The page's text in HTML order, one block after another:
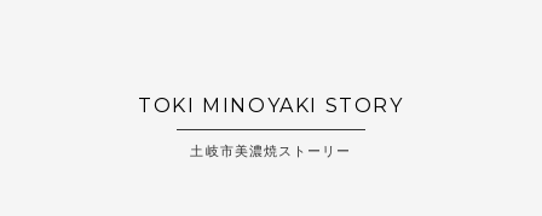
TOKI MINOYAKI STORY
土岐市美濃焼ストーリー